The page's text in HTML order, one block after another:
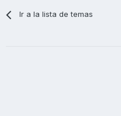
Ir a la lista de temas